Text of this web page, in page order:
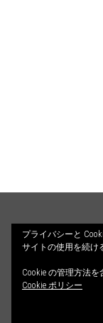
COUNSELING
ILLUSTRATIONS
CONTACT
© 2026
プライバシーと
サイトの使用を続け
Cookie の管理方法
Cookie ポリシー